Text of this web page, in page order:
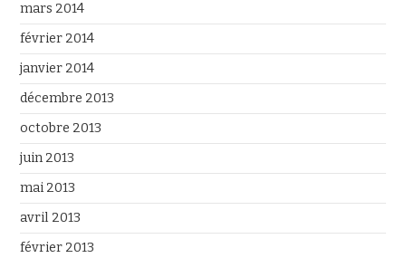
mars 2014
février 2014
janvier 2014
décembre 2013
octobre 2013
juin 2013
mai 2013
avril 2013
février 2013